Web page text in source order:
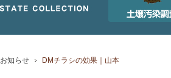
お知らせ DMチラシの効果｜山本